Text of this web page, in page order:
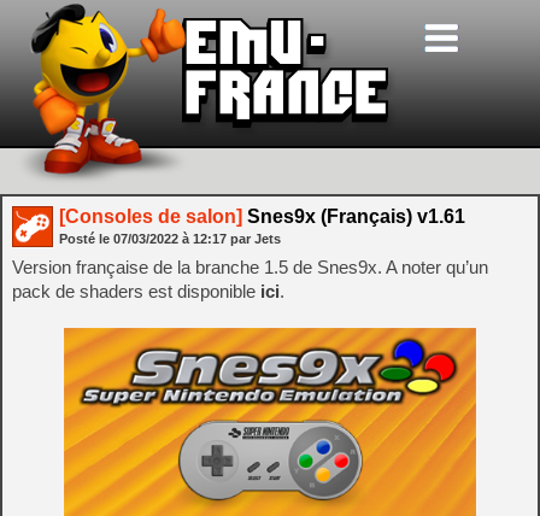
[Consoles de salon] Snes9x (Français) v1.61
Posté le 07/03/2022 à 12:17 par Jets
Version française de la branche 1.5 de Snes9x. A noter qu’un
pack de shaders est disponible ici.